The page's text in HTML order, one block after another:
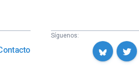
Síguenos: